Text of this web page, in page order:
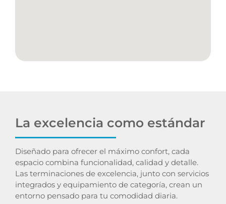
La excelencia como estándar
Diseñado para ofrecer el máximo confort, cada
espacio combina funcionalidad, calidad y detalle.
Las terminaciones de excelencia, junto con servicios
integrados y equipamiento de categoría, crean un
entorno pensado para tu comodidad diaria.